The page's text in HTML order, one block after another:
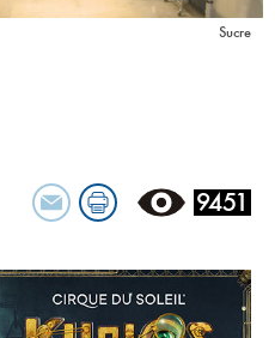
Sucre
9451